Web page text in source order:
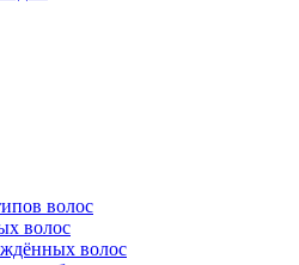
волос
волос
волос